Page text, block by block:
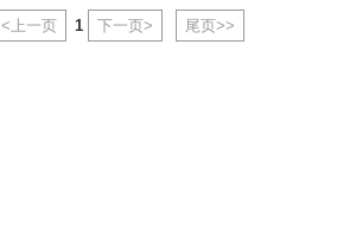
<上一页 1 下一页> 尾页>>